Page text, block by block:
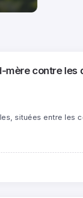
mère contre les
situées entre les